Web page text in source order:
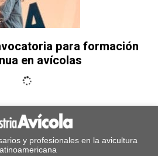
para formación
en avícolas
y profesionales en la avicultura